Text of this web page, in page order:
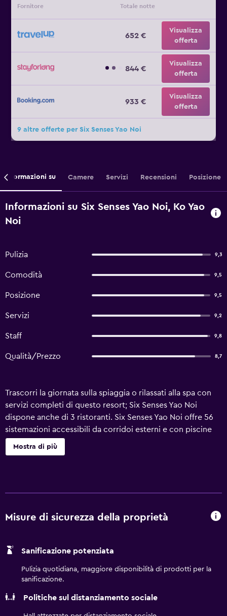
Fornitore Totale notte
652 €
Visualizza
offerta
844 €
Visualizza
offerta
933 €
Visualizza
offerta
9 altre offerte per Six Senses Yao Noi
Informazioni su Camere Servizi Recensioni Posizione
Informazioni su Six Senses Yao Noi, Ko Yao
Noi
Pulizia 9,3
Comodità 9,5
Posizione 9,5
Servizi 9,2
Staff 9,8
Qualità/Prezzo 8,7
Trascorri la giornata sulla spiaggia o rilassati alla spa con
servizi completi di questo resort; Six Senses Yao Noi
dispone anche di 3 ristoranti. Six Senses Yao Noi offre 56
sistemazioni accessibili da corridoi esterni e con piscine
private e lettore DVD. Le sistemazioni offrono sala da
pranzo indipendente e includono letti canapè. I letti sono
macchina per caffè espresso e minibar. I bagni
Questo resort di Koh Yao offre accesso wireless a Internet
sedia da scrivania e telefono. Le camere sono provviste di
minerale gratuita. Su richiesta sono disponibili servizio
massaggi in camera e ferro/asse da stiro. Couverture
Mostra di più
Misure di sicurezza della proprietà
Sanificazione potenziata
Pulizia quotidiana, maggiore disponibilità di prodotti per la
sanificazione.
Politiche sul distanziamento sociale